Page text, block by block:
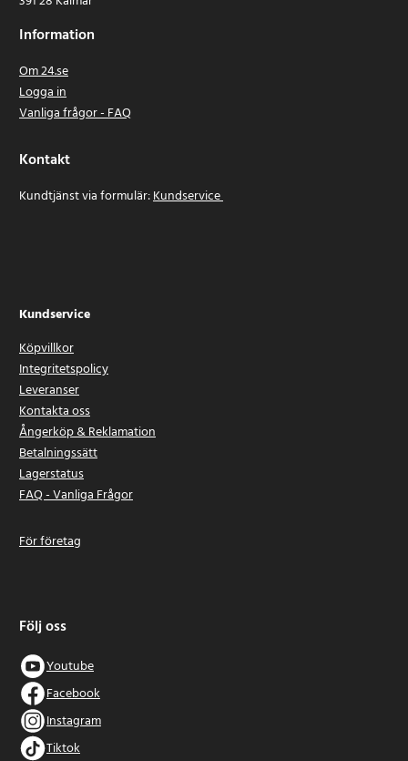
Information
Om 24.se
Logga in
Vanliga frågor - FAQ
Kontakt
Kundtjänst via formulär:Kundservice
Kundservice
Köpvillkor
Integritetspolicy
Leveranser
Kontakta oss
Ångerköp & Reklamation
Betalningssätt
Lagerstatus
FAQ - Vanliga Frågor
För företag
Följ oss
Youtube
Facebook
Instagram
Tiktok